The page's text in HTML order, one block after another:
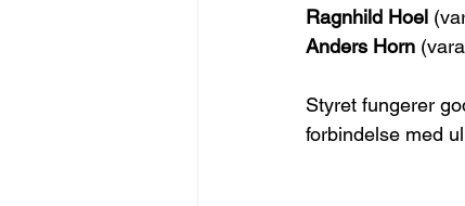
Ragnhild Hoel
Anders Horn
Styret fungerer
forbindelse med